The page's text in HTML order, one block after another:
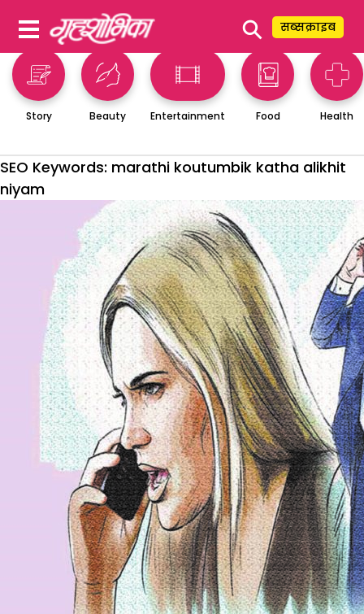
⚲ सब्सक्राइब
Story Beauty Entertainment Food Health
SEO Keywords: marathi koutumbik katha alikhit
niyam